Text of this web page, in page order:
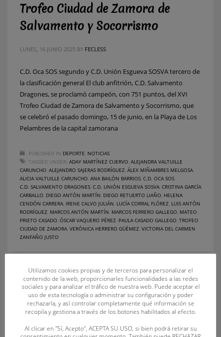
Trofeo Ciudad de Zamora de
Salvamento y Socorrismo
LUNES, 16 JUNIO 2025 BY FECLESS
C.D. Oca SOS segundo y C.D. Unión Esgueva SOSVA tercero de
la clasificación general El club anfitrión, C.D. Salvamento
Dragones, se proclamó campeón, con 751 puntos, del XVI
Trofeo Ciudad de Zamora de Salvamento y Socorrismo, que
se celebró el pasado domingo, 15 de junio, en la Playa de Los
Pelambres de la capital zamorana
PUBLISHED IN DEPORTE NOTICIAS
TAGGED UNDER: ADAY MARTÍNEZ CUERVO ALEJANDRA VALTUILLE
CARUNCHO ALEJANDRO SAJERAS RODRÍGUEZ ÁLEX MIÑAMBRES MELGOSA
ALICIA VALTUILLE CARUNCHO ANA BAILÓN BARRIOS C.D. OCA SOS
C.D. SALVAMENTO DRAGONES C.D. UNIÓN ESGUEVA SOSVA CRISTINA GARCÍA
CARBALLO DIEGO ANTÓN MARTÍN DIEGO RETUERTO LIAÑO HELENA
CENDÓN CARRERA IRENE CALVO JULIÁN LUCÍA CORRAL FLÓREZ LUIS ANTÓN
RODRÍGUEZ MARCOS ANTÓN MARTÍN MARCOS FERRERO GALLEGO MATEO
PRIETO CASADO ÓSCAR VAQUERO PÉREZ PAULA CASADO GALLEGO TROFEO
CIUDAD DE ZAMORA VERÓNICA HERRERO GÜÉMEZ VICTORIA DEL CARMEN
ZANFAÑO JUSTO
Utilizamos cookies propias y de terceros para personalizar el
contenido de la web, proporcionarles funcionalidades a las redes
sociales y para analizar el tráfico de nuestra web. Puede aceptar el
uso de esta tecnología o administrar su configuración y poder
rechazarla, y así controlar completamente qué información se
recopila y gestiona a través de los botones habilitados al efecto.
Al clicar en "Sí, Acepto", ACEPTA SU USO, si bien podrá retirar su